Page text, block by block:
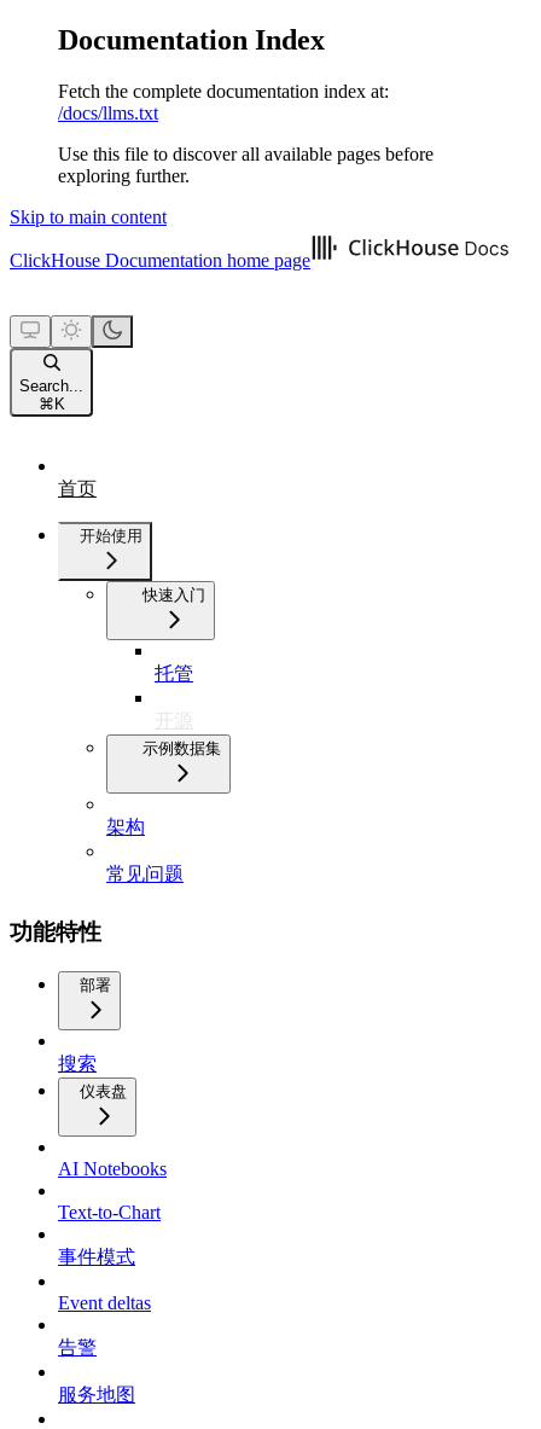
Documentation Index
Fetch the complete documentation index at:
/docs/llms.txt
Use this file to discover all available pages before
exploring further.
Skip to main content
ClickHouse Documentation home page
Search...
⌘ K
首页
开始使用
快速入门
托管
开源
示例数据集
架构
常见问题
功能特性
部署
搜索
仪表盘
AI Notebooks
Text-to-Chart
事件模式
Event deltas
告警
服务地图